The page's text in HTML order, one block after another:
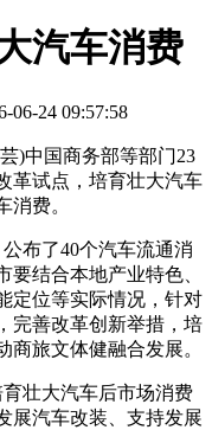
汽车消费
06-24 09:57:58
)中国商务部等部门23
革试点，培育壮大汽车
消费。
布了40个汽车流通消
结合本地产业特色、
定位等实际情况，针对
完善改革创新举措，培
旅文体健融合发展。
壮大汽车后市场消费
展汽车改装、支持发展